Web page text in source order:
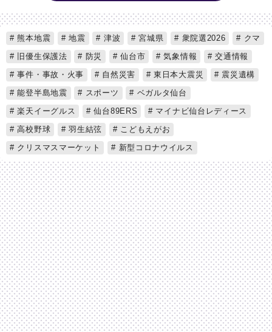
熊本地震 地震 津波 宮城県 衆院選2026
クマ
旧優生保護法
防災 仙台市 気象情報
交通情報
事件・事故・火事
自然災害 東日本大震災
震災遺構
能登半島地震
スポーツ
ベガルタ仙台
楽天イーグルス
仙台89ERS
マイナビ仙台レディース
高校野球
羽生結弦
こどもえがお
クリスマスマーケット
新型コロナウイルス